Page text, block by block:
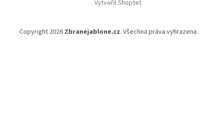
Vytvořil Shoptet
Copyright 2026 Zbranejablone.cz. Všechna práva vyhrazena.